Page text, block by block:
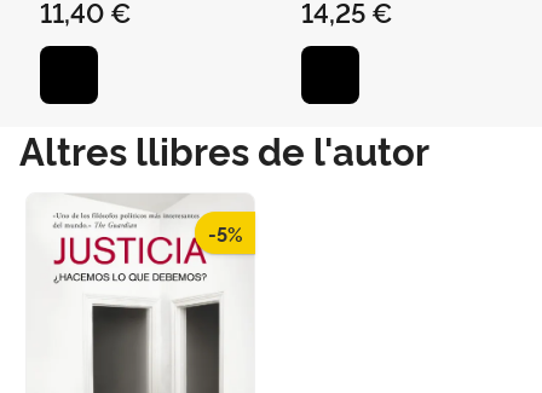
11,40 € 14,25 €
Altres llibres de l'autor
-5%